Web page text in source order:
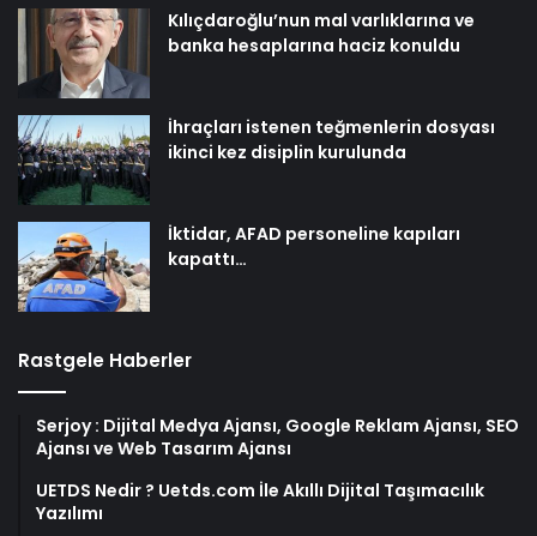
Kılıçdaroğlu’nun mal varlıklarına ve
banka hesaplarına haciz konuldu
İhraçları istenen teğmenlerin dosyası
ikinci kez disiplin kurulunda
İktidar, AFAD personeline kapıları
kapattı…
Rastgele Haberler
Serjoy : Dijital Medya Ajansı, Google Reklam Ajansı, SEO
Ajansı ve Web Tasarım Ajansı
UETDS Nedir ? Uetds.com İle Akıllı Dijital Taşımacılık
Yazılımı